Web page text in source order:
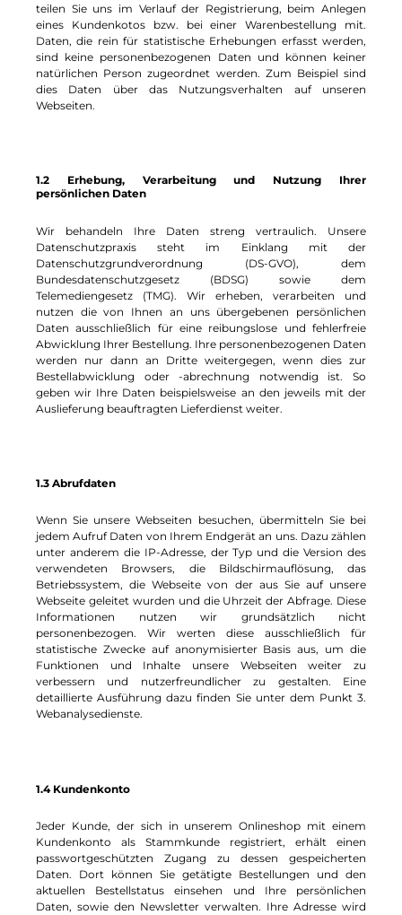
teilen Sie uns im Verlauf der Registrierung, beim Anlegen
eines Kundenkotos bzw. bei einer Warenbestellung mit.
Daten, die rein für statistische Erhebungen erfasst werden,
sind keine personenbezogenen Daten und können keiner
natürlichen Person zugeordnet werden. Zum Beispiel sind
dies Daten über das Nutzungsverhalten auf unseren
Webseiten.
1.2 Erhebung, Verarbeitung und Nutzung Ihrer
persönlichen Daten
Wir behandeln Ihre Daten streng vertraulich. Unsere
Datenschutzpraxis steht im Einklang mit der
Datenschutzgrundverordnung (DS-GVO), dem
Bundesdatenschutzgesetz (BDSG) sowie dem
Telemediengesetz (TMG). Wir erheben, verarbeiten und
nutzen die von Ihnen an uns übergebenen persönlichen
Daten ausschließlich für eine reibungslose und fehlerfreie
Abwicklung Ihrer Bestellung. Ihre personenbezogenen Daten
werden nur dann an Dritte weitergegen, wenn dies zur
Bestellabwicklung oder -abrechnung notwendig ist. So
geben wir Ihre Daten beispielsweise an den jeweils mit der
Auslieferung beauftragten Lieferdienst weiter.
1.3 Abrufdaten
Wenn Sie unsere Webseiten besuchen, übermitteln Sie bei
jedem Aufruf Daten von Ihrem Endgerät an uns. Dazu zählen
unter anderem die IP-Adresse, der Typ und die Version des
verwendeten Browsers, die Bildschirmauflösung, das
Betriebssystem, die Webseite von der aus Sie auf unsere
Webseite geleitet wurden und die Uhrzeit der Abfrage. Diese
Informationen nutzen wir grundsätzlich nicht
personenbezogen. Wir werten diese ausschließlich für
statistische Zwecke auf anonymisierter Basis aus, um die
Funktionen und Inhalte unsere Webseiten weiter zu
verbessern und nutzerfreundlicher zu gestalten. Eine
detaillierte Ausführung dazu finden Sie unter dem Punkt 3.
Webanalysedienste.
1.4 Kundenkonto
Jeder Kunde, der sich in unserem Onlineshop mit einem
Kundenkonto als Stammkunde registriert, erhält einen
passwortgeschützten Zugang zu dessen gespeicherten
Daten. Dort können Sie getätigte Bestellungen und den
aktuellen Bestellstatus einsehen und Ihre persönlichen
Daten, sowie den Newsletter verwalten. Ihre Adresse wird